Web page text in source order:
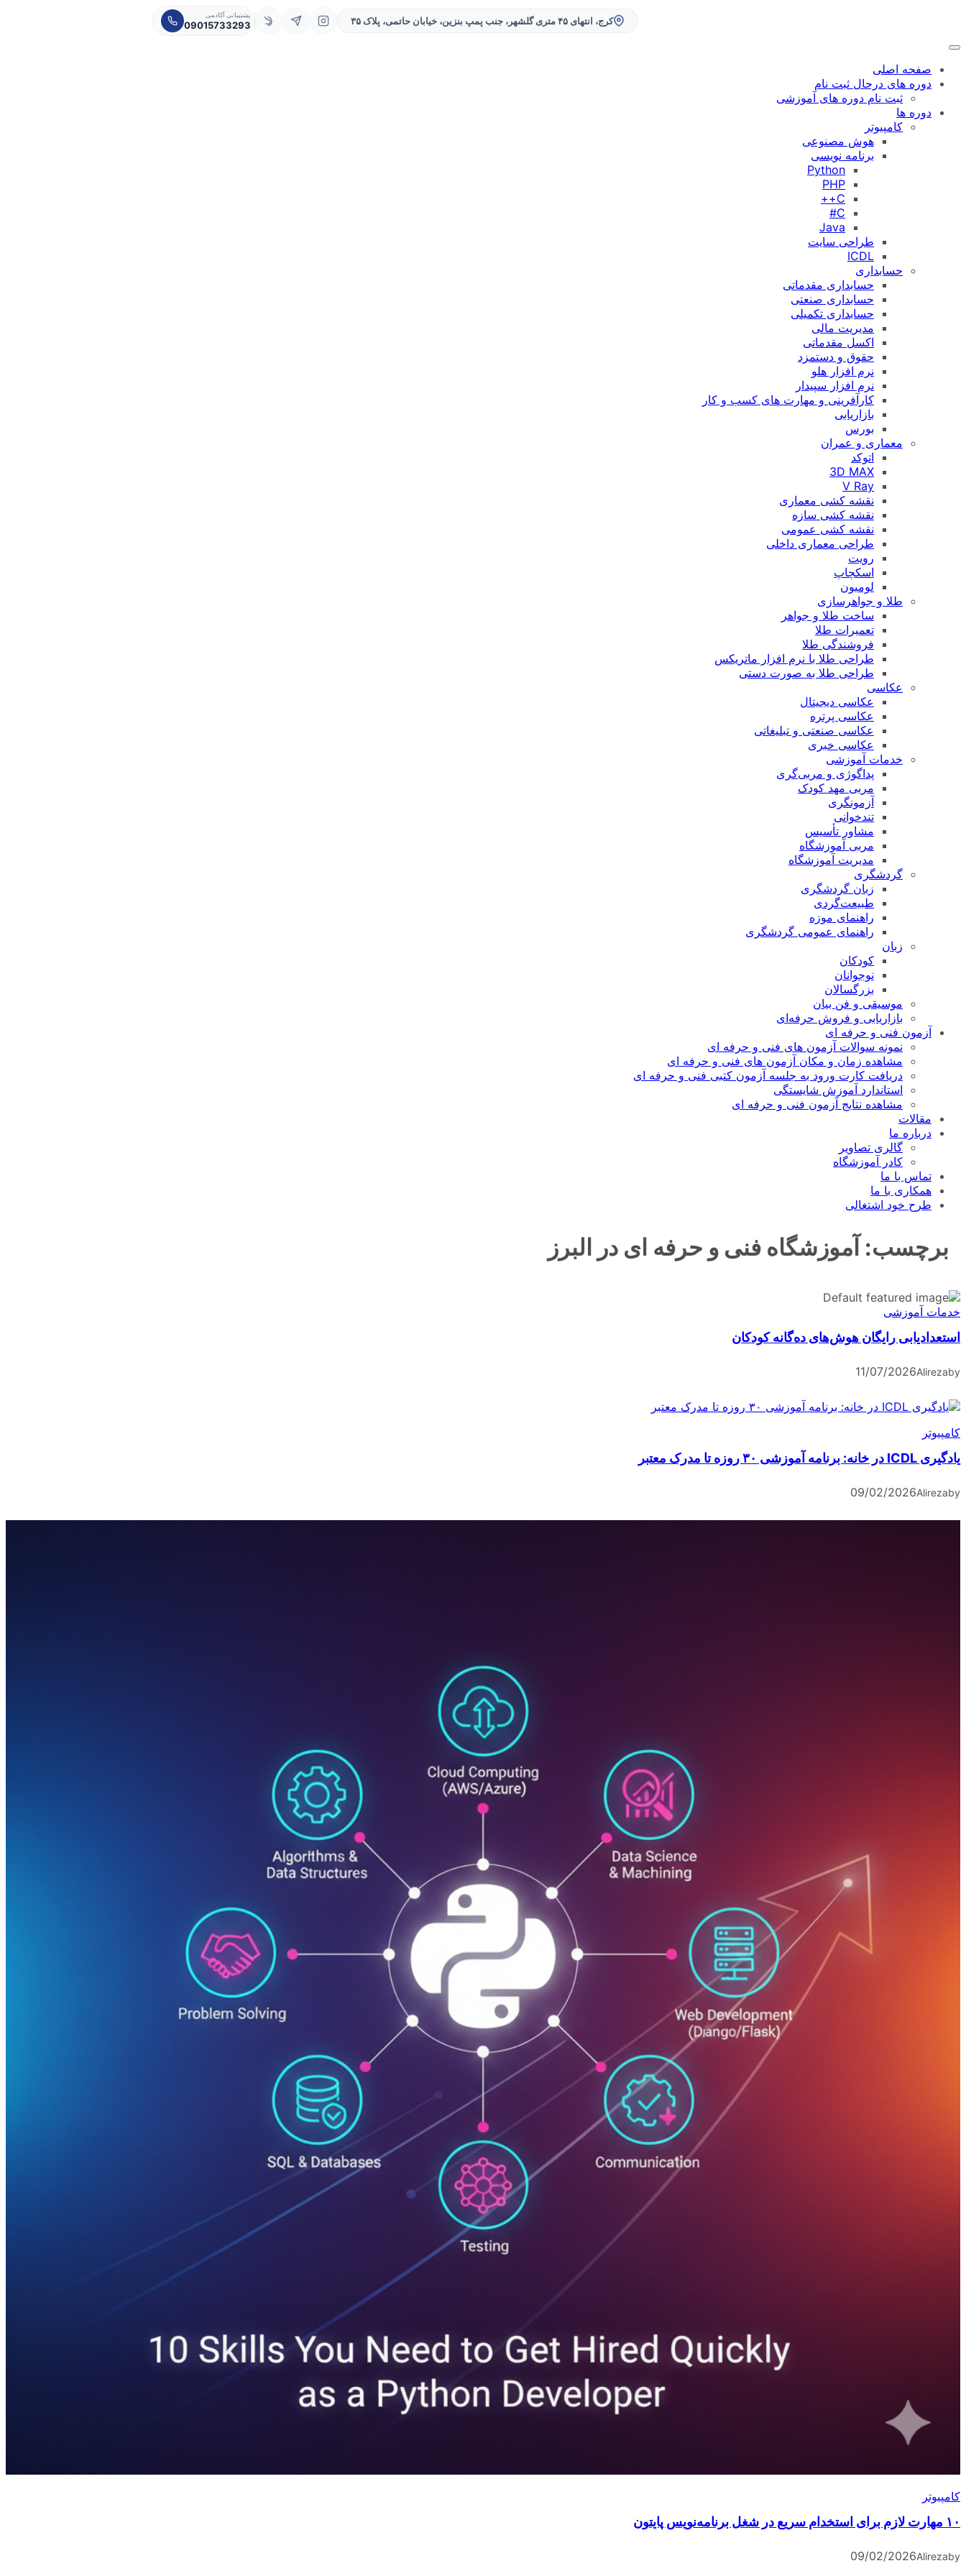
کرج، انتهای ۴۵ متری گلشهر، جنب پمپ بنزین، خیابان حاتمی، پلاک ۳۵
پشتیبانی آکادمی
09015733293
صفحه اصلی
دوره های درحال ثبت نام
ثبت نام دوره های آموزشی
دوره ها
کامپیوتر
هوش مصنوعی
برنامه نویسی
Python
PHP
C++
C#
Java
طراحی سایت
ICDL
حسابداری
حسابداری مقدماتی
حسابداری صنعتی
حسابداری تکمیلی
مدیریت مالی
اکسل مقدماتی
حقوق و دستمزد
نرم افزار هلو
نرم افزار سپیدار
کارآفرینی و مهارت های کسب و کار
بازاریابی
بورس
معماری و عمران
اتوکد
3D MAX
V Ray
نقشه کشی معماری
نقشه کشی سازه
نقشه کشی عمومی
طراحی معماری داخلی
رویت
اسکچاپ
لومیون
طلا و جواهرسازی
ساخت طلا و جواهر
تعمیرات طلا
فروشندگی طلا
طراحی طلا با نرم افزار ماتریکس
طراحی طلا به صورت دستی
عکاسی
عکاسی دیجیتال
عکاسی پرتره
عکاسی صنعتی و تبلیغاتی
عکاسی خبری
خدمات آموزشی
پداگوژی و مربی‌گری
مربی مهد کودک
آزمونگری
تندخوانی
مشاور تأسیس
مربی آموزشگاه
مدیریت آموزشگاه
گردشگری
زبان گردشگری
طبیعت‌گردی
راهنمای موزه
راهنمای عمومی گردشگری
زبان
کودکان
نوجوانان
بزرگسالان
موسیقی و فن بیان
بازاریابی و فروش حرفه‌ای
آزمون فنی و حرفه ای
نمونه سوالات آزمون های فنی و حرفه ای
مشاهده زمان و مکان آزمون های فنی و حرفه ای
دریافت کارت ورود به جلسه آزمون کتبی فنی و حرفه ای
استاندارد آموزش شایستگی
مشاهده نتایج آزمون فنی و حرفه ای
مقالات
درباره ما
گالری تصاویر
کادر آموزشگاه
تماس با ما
همکاری با ما
طرح خود اشتغالی
برچسب: آموزشگاه فنی و حرفه ای در البرز
خدمات آموزشی
استعدادیابی رایگان هوش‌های ده‌گانه کودکان
by
Alireza
11/07/2026
کامپیوتر
یادگیری ICDL در خانه: برنامه آموزشی ۳۰ روزه تا مدرک معتبر
by
Alireza
09/02/2026
کامپیوتر
۱۰ مهارت لازم برای استخدام سریع در شغل برنامه‌نویس پایتون
by
Alireza
09/02/2026